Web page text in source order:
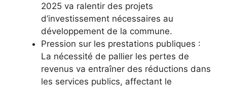
2025 va ralentir des projets
d’investissement nécessaires au
développement de la commune.
Pression sur les prestations publiques :
La nécessité de pallier les pertes de
revenus va entraîner des réductions dans
les services publics, affectant le